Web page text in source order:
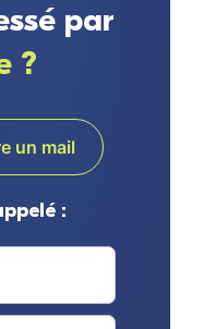
par
?
un mail
: